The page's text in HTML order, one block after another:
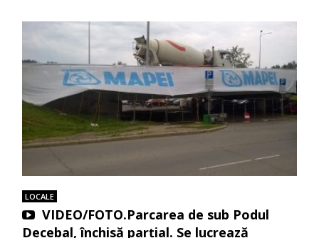
LOCALE
VIDEO/FOTO.Parcarea de sub Podul
Decebal, închisă parțial. Se lucrează